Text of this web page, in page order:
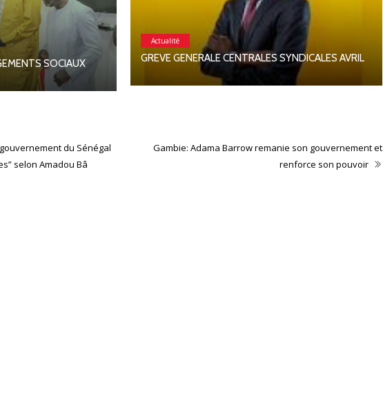
SOCIAUX
Actualité
GREVE GENERALE CENTRALES SYNDICALES AVRIL
du Sénégal
selon Amadou Bâ
Gambie: Adama Barrow remanie son gouvernement et
renforce son pouvoir